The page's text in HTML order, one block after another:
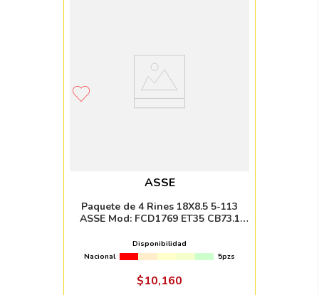
ASSE
Paquete de 4 Rines 18X8.5 5-113
ASSE Mod: FCD1769 ET35 CB73.1
Disponibilidad
Nacional
5pzs
$10,160